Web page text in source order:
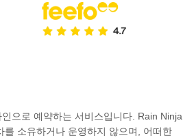
으로 예약하는 서비스입니다. Rain Ninja
를 소유하거나 운영하지 않으며, 어떠한